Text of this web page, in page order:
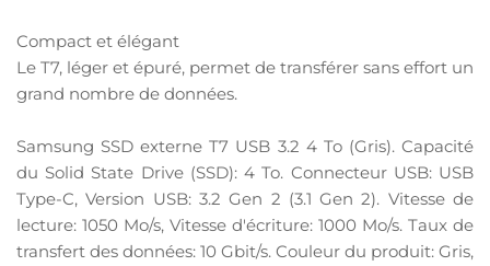
Compact et élégant
Le T7, léger et épuré, permet de transférer sans effort un
grand nombre de données.
Samsung SSD externe T7 USB 3.2 4 To (Gris). Capacité
du Solid State Drive (SSD): 4 To. Connecteur USB: USB
Type-C, Version USB: 3.2 Gen 2 (3.1 Gen 2). Vitesse de
lecture: 1050 Mo/s, Vitesse d'écriture: 1000 Mo/s. Taux de
transfert des données: 10 Gbit/s. Couleur du produit: Gris,